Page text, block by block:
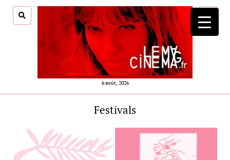
6 août, 2026
menu
Festivals